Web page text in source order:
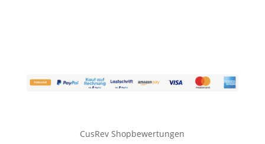
CusRev Shopbewertungen